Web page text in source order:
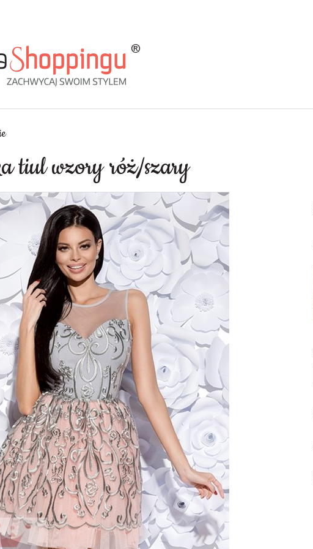
tiul wzory róż/szary